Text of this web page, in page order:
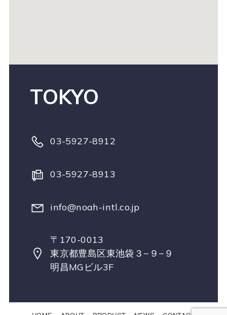
TOKYO
03-5927-8912
03-5927-8913
info@noah-intl.co.jp
〒170-0013
東京都豊島区東池袋３−９−９
明昌MGビル3F